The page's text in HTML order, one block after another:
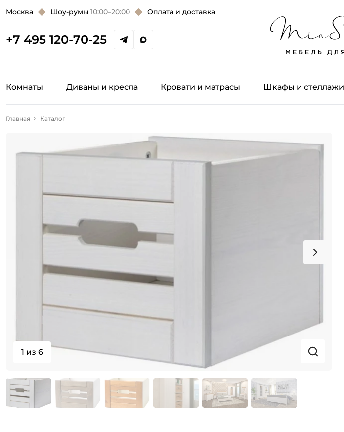
Москва Шоу-румы 10:00–20:00 Оплата и доставка
+7 495 120-70-25
Комнаты Диваны и кресла Кровати и матрасы Шкафы и стеллажи
Главная Каталог
1 из 6